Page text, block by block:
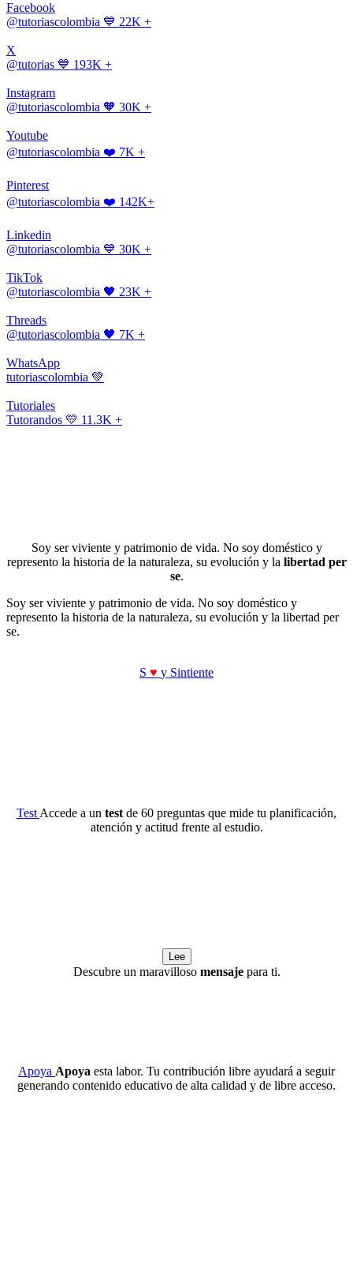
Facebook
@tutoriascolombia 💙 22K +
X
@tutorias 💙 193K +
Instagram
@tutoriascolombia 🧡 30K +
Youtube
@tutoriascolombia ❤️ 7K +
Pinterest
@tutoriascolombia ❤️ 142K+
Linkedin
@tutoriascolombia 💙 30K +
TikTok
@tutoriascolombia 🖤 23K +
Threads
@tutoriascolombia 🖤 7K +
WhatsApp
tutoriascolombia 💚
Tutoriales
Tutorandos 💛 11.3K +
Soy ser viviente y patrimonio de vida. No soy doméstico y
represento la historia de la naturaleza, su evolución y la libertad per
se.
Soy ser viviente y patrimonio de vida. No soy doméstico y
represento la historia de la naturaleza, su evolución y la libertad per
se.
S ♥ y Sintiente
Test Accede a un test de 60 preguntas que mide tu planificación,
atención y actitud frente al estudio.
Lee
Descubre un maravilloso mensajepara ti.
Apoya Apoya esta labor. Tu contribución libre ayudará a seguir
generando contenido educativo de alta calidad y de libre acceso.